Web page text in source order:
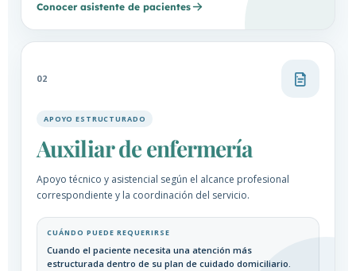
Conocer asistente de pacientes
02
APOYO ESTRUCTURADO
Auxiliar de enfermería
Apoyo técnico y asistencial según el alcance profesional
correspondiente y la coordinación del servicio.
CUÁNDO PUEDE REQUERIRSE
Cuando el paciente necesita una atención más
estructurada dentro de su plan de cuidado domiciliario.